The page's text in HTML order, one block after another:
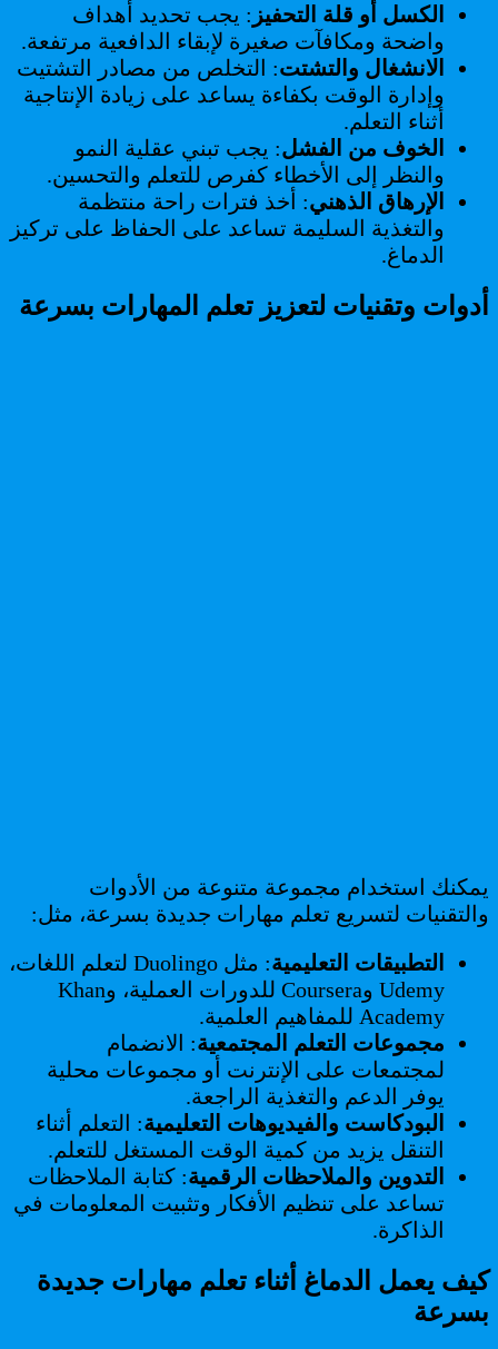
الكسل أو قلة التحفيز : يجب تحديد أهداف
واضحة ومكافآت صغيرة لإبقاء الدافعية مرتفعة.
الانشغال والتشتت: التخلص من مصادر التشتيت
وإدارة الوقت بكفاءة يساعد على زيادة الإنتاجية
أثناء التعلم.
الخوف من الفشل: يجب تبني عقلية النمو
والنظر إلى الأخطاء كفرص للتعلم والتحسين.
الإرهاق الذهني: أخذ فترات راحة منتظمة
والتغذية السليمة تساعد على الحفاظ على تركيز
الدماغ.
أدوات وتقنيات لتعزيز تعلم المهارات بسرعة
يمكنك استخدام مجموعة متنوعة من الأدوات
والتقنيات لتسريع تعلم مهارات جديدة بسرعة، مثل:
التطبيقات التعليمية
: مثل Duolingo لتعلم اللغات،
Udemy وCoursera للدورات العملية، وKhan
Academy للمفاهيم العلمية.
مجموعات التعلم المجتمعية: الانضمام
لمجتمعات على الإنترنت أو مجموعات محلية
يوفر الدعم والتغذية الراجعة.
البودكاست والفيديوهات التعليمية: التعلم أثناء
التنقل يزيد من كمية الوقت المستغل للتعلم.
التدوين والملاحظات الرقمية: كتابة الملاحظات
تساعد على تنظيم الأفكار وتثبيت المعلومات في
الذاكرة.
كيف يعمل الدماغ أثناء تعلم مهارات جديدة
بسرعة